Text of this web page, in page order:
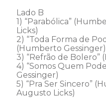
Lado B
1) “Parabólica”
Licks)
2) “Toda Forma de
(Humberto Gessinger)
3) “Refrão de Bolero”
4) “Somos Quem
Gessinger)
5) “Pra Ser Sincero”
Augusto Licks)